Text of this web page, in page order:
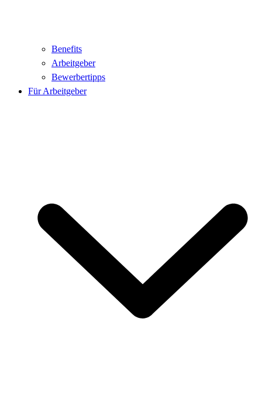
Benefits
Arbeitgeber
Bewerbertipps
Für Arbeitgeber